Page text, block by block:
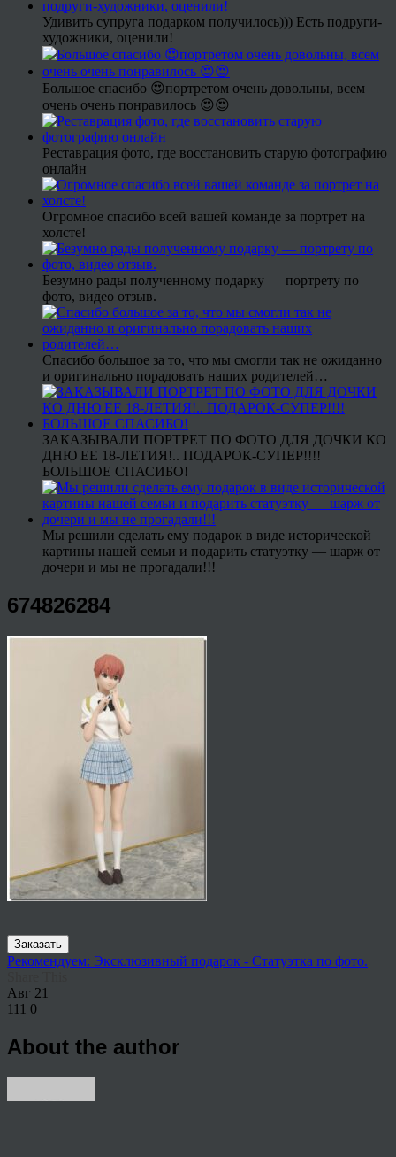
Удивить супруга подарком получилось))) Есть подруги-
художники, оценили!
Большое спасибо 😍портретом очень довольны, всем
очень очень понравилось 😍😍
Реставрация фото, где восстановить старую фотографию
онлайн
Огромное спасибо всей вашей команде за портрет на
холсте!
Безумно рады полученному подарку — портрету по
фото, видео отзыв.
Спасибо большое за то, что мы смогли так не ожиданно
и оригинально порадовать наших родителей…
ЗАКАЗЫВАЛИ ПОРТРЕТ ПО ФОТО ДЛЯ ДОЧКИ КО
ДНЮ ЕЕ 18-ЛЕТИЯ!.. ПОДАРОК-СУПЕР!!!!
БОЛЬШОЕ СПАСИБО!
Мы решили сделать ему подарок в виде исторической
картины нашей семьи и подарить статуэтку — шарж от
дочери и мы не прогадали!!!
674826284
Заказать
Рекомендуем: Эксклюзивный подарок - Статуэтка по фото.
Авг 21
111 0
About the author